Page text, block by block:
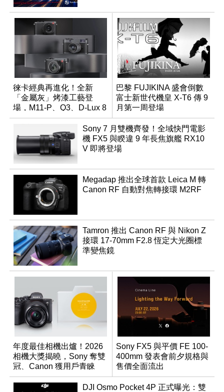
徠卡經典再進化！全新
「金屬灰」烤漆工藝登
場，M11-P、Q3、D-Lux 8
領銜換裝
巴黎 FUJIKINA 盛會倒數
富士新世代機皇 X-T6 傳 9
月第一周登場
Sony 7 月雙機齊發！全域快門電影
機 FX5 與睽違 9 年長焦旗艦 RX10
V 即將登場
Megadap 推出全球首款 Leica M 轉
Canon RF 自動對焦轉接環 M2RF
Tamron 推出 Canon RF 與 Nikon Z
接環 17-70mm F2.8 恆定大光圈標
準變焦鏡
年度最佳相機出爐！2026
相機大獎揭曉，Sony 奪雙
冠、Canon 獲用戶青睞
Sony FX5 與平價 FE 100-
400mm 發表會前夕規格與
售價全面流出
DJI Osmo Pocket 4P 正式曝光：雙